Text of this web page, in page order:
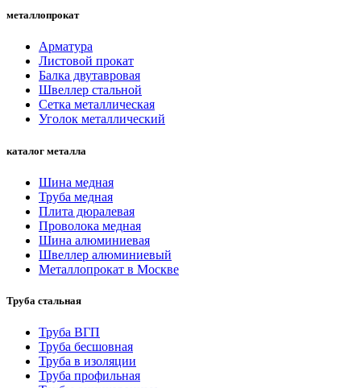
металлопрокат
Арматура
Листовой прокат
Балка двутавровая
Швеллер стальной
Сетка металлическая
Уголок металлический
каталог металла
Шина медная
Труба медная
Плита дюралевая
Проволока медная
Шина алюминиевая
Швеллер алюминиевый
Металлопрокат в Москве
Труба стальная
Труба ВГП
Труба бесшовная
Труба в изоляции
Труба профильная